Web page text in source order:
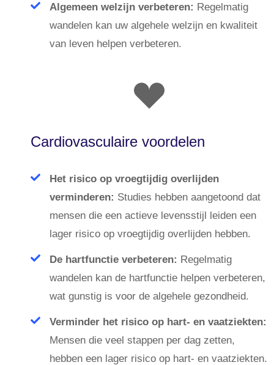
Algemeen welzijn verbeteren: Regelmatig
wandelen kan uw algehele welzijn en kwaliteit
van leven helpen verbeteren.
Cardiovasculaire voordelen
Het risico op vroegtijdig overlijden
verminderen: Studies hebben aangetoond dat
mensen die een actieve levensstijl leiden een
lager risico op vroegtijdig overlijden hebben.
De hartfunctie verbeteren: Regelmatig
wandelen kan de hartfunctie helpen verbeteren,
wat gunstig is voor de algehele gezondheid.
Verminder het risico op hart- en vaatziekten:
Mensen die veel stappen per dag zetten,
hebben een lager risico op hart- en vaatziekten.